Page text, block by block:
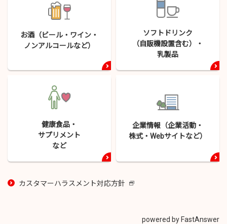
お酒（ビール・ ワイン・
ノンアルコールなど）
ソフトドリンク
（自販機設置含む）・
乳製品
健康食品・
サプリメント
など
企業情報（企業活動・
株式・ Webサイトなど）
カスタマーハラスメント対応方針 新
powered by FastAnswer